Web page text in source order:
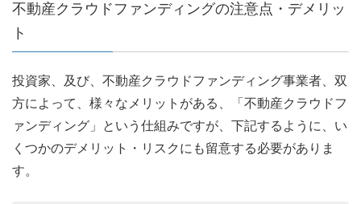
不動産クラウドファンディングの注意点・デメリッ
ト
投資家、及び、不動産クラウドファンディング事業者、双
方によって、様々なメリットがある、「不動産クラウドフ
ァンディング」という仕組みですが、下記するように、い
くつかのデメリット・リスクにも留意する必要がありま
す。